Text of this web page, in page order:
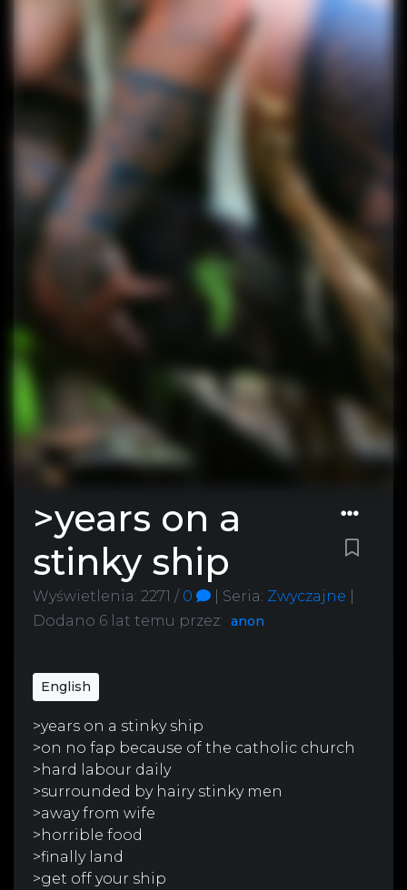
>years on a
stinky ship
Wyświetlenia: 2271 / 0 Seria: Zwyczajne
Dodano 6 lat temu przez: anon
English
>years on a stinky ship
>on no fap because of the catholic church
>hard labour daily
>surrounded by hairy stinky men
>away from wife
>horrible food
>finally land
>get off your ship